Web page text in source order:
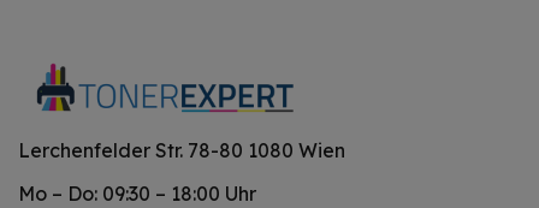
Lerchenfelder Str. 78-80 1080 Wien
Mo – Do: 09:30 – 18:00 Uhr